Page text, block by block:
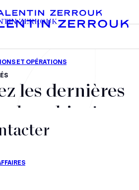
ZERROUK
opérations stratégiques
les dernières
du cabinet,
et nos
jour après